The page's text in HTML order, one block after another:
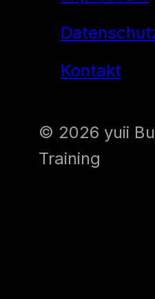
Kontakt
© 2026 yuii
Training